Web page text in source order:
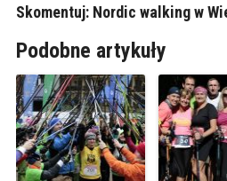
Skomentuj: Nordic walking w
Podobne artykuły